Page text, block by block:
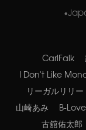
CarlFalk
I Don't Like
リーガルリリー
山崎あみ
B-
古舘佑太郎